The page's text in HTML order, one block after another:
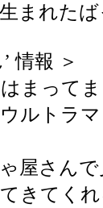
まれた
情報 ＞
まって
ルトラ
屋さん
きてく